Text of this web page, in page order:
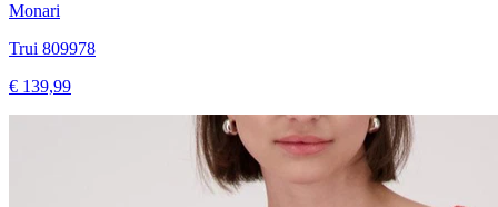
Monari
Trui 809978
€ 139,99